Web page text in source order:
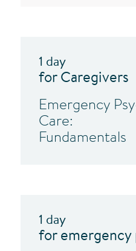
1 day
for Caregivers
Emergency
Care:
Fundamentals
1 day
for emergency